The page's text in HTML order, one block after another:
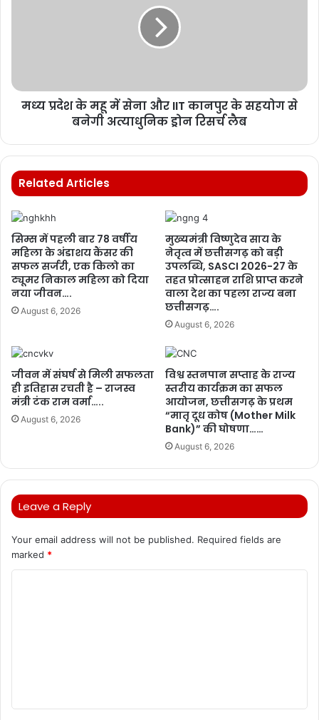
मध्‍य प्रदेश के महू में सेना और IIT कानपुर के सहयोग से
बनेगी अत्याधुनिक ड्रोन रिसर्च लैब
Related Articles
सिम्स में पहली बार 78 वर्षीय
महिला के अंडाशय कैंसर की
सफल सर्जरी, एक किलो का
ट्यूमर निकाल महिला को दिया
नया जीवन….
August 6, 2026
मुख्यमंत्री विष्णुदेव साय के
नेतृत्व में छत्तीसगढ़ को बड़ी
उपलब्धि, SASCI 2026-27 के
तहत प्रोत्साहन राशि प्राप्त करने
वाला देश का पहला राज्य बना
छत्तीसगढ़….
August 6, 2026
जीवन में संघर्ष से मिली सफलता
ही इतिहास रचती है – राजस्व
मंत्री टंक राम वर्मा…..
August 6, 2026
विश्व स्तनपान सप्ताह के राज्य
स्तरीय कार्यक्रम का सफल
आयोजन, छत्तीसगढ़ के प्रथम
“मातृ दूध कोष (Mother Milk
Bank)” की घोषणा……
August 6, 2026
Leave a Reply
Your email address will not be published. Required fields are
marked *
t